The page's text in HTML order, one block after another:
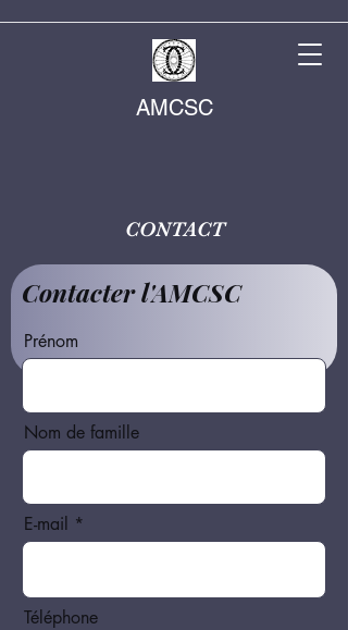
AMCSC
CONTACT
Contacter l'AMCSC
Prénom
Nom de famille
E-mail
Téléphone